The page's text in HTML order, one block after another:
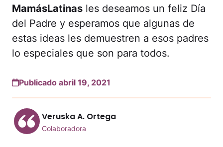
MamásLatinas les deseamos un feliz Día
del Padre y esperamos que algunas de
estas ideas les demuestren a esos padres
lo especiales que son para todos.
Publicado abril 19, 2021
Veruska A. Ortega
Colaboradora